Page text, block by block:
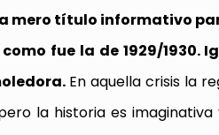
mero título informativo
fue la de 1929/1930.
En aquella crisis la
la historia es